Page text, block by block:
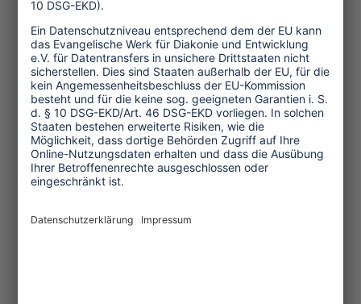
Themen
Tourismuspolitik